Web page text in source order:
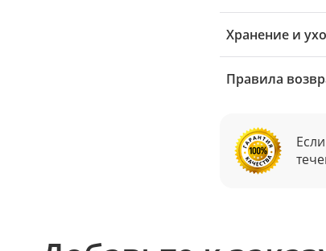
Хранение и
Правила